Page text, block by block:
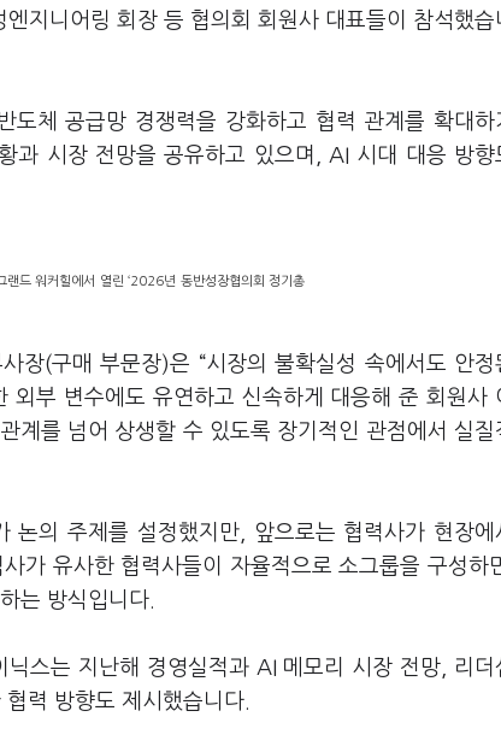
지니어링 회장 등 협의회 회원사 대표들이 참석했습
체 공급망 경쟁력을 강화하고 협력 관계를 확대하
과 시장 전망을 공유하고 있으며, AI 시대 대응 방향
드 워커힐에서 열린 ‘2026년 동반성장협의회 정기총
장(구매 부문장)은 “시장의 불확실성 속에서도 안정
부 변수에도 유연하고 신속하게 대응해 준 회원사
계를 넘어 상생할 수 있도록 장기적인 관점에서 실질
논의 주제를 설정했지만, 앞으로는 협력사가 현장에
가 유사한 협력사들이 자율적으로 소그룹을 구성하
는 방식입니다.
스는 지난해 경영실적과 AI 메모리 시장 전망, 리더
력 방향도 제시했습니다.